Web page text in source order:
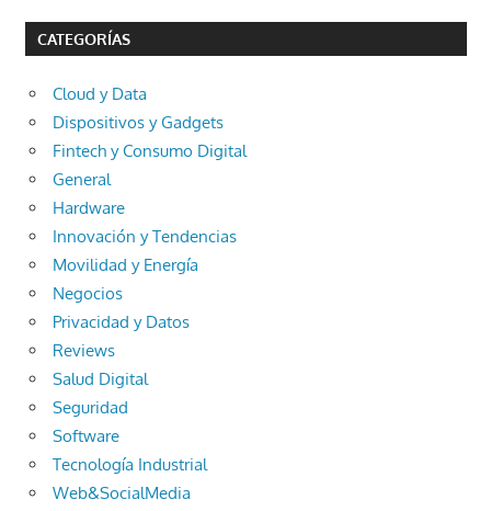
CATEGORÍAS
Cloud y Data
Dispositivos y Gadgets
Fintech y Consumo Digital
General
Hardware
Innovación y Tendencias
Movilidad y Energía
Negocios
Privacidad y Datos
Reviews
Salud Digital
Seguridad
Software
Tecnología Industrial
Web&SocialMedia